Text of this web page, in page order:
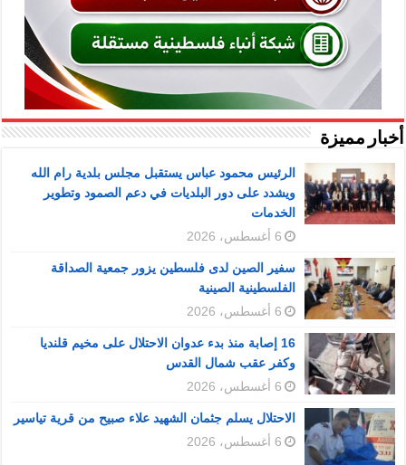
أخبار مميزة
الرئيس محمود عباس يستقبل مجلس بلدية رام الله
ويشدد على دور البلديات في دعم الصمود وتطوير
الخدمات
6 أغسطس، 2026
سفير الصين لدى فلسطين يزور جمعية الصداقة
الفلسطينية الصينية
6 أغسطس، 2026
16 إصابة منذ بدء عدوان الاحتلال على مخيم قلنديا
وكفر عقب شمال القدس
6 أغسطس، 2026
الاحتلال يسلم جثمان الشهيد علاء صبيح من قرية تياسير
6 أغسطس، 2026